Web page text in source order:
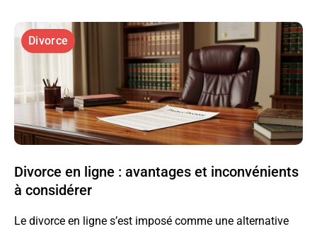
Divorce
Divorce en ligne : avantages et inconvénients
à considérer
Le divorce en ligne s’est imposé comme une alternative